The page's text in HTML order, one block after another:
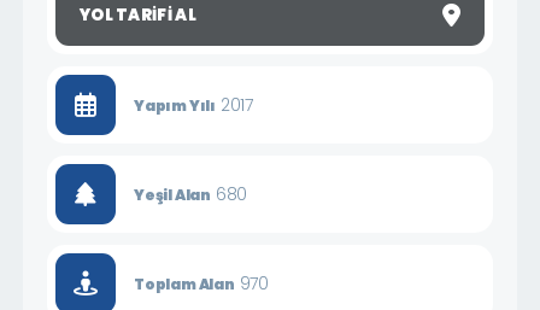
YOL TARIFI AL
Yapım Yılı 2017
Yeşil Alan 680
Toplam Alan 970